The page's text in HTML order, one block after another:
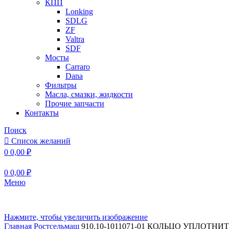
КПП
Lonking
SDLG
ZF
Valtra
SDF
Мосты
Carraro
Dana
Фильтры
Масла, смазки, жидкости
Прочие запчасти
Контакты
Поиск
Список желаний
0 0,00 ₽
0 0,00 ₽
Меню
Нажмите, чтобы увеличить изображение
Главная Ростсельмаш 910.10-1011071-01 КОЛЬЦО